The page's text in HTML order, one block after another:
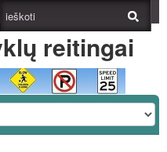
reitingai